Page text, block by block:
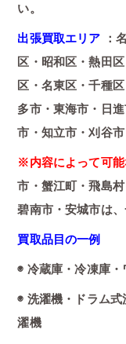
い。
出張買取エリア ：
区・昭和区・熱田
区・名東区・千種
多市・東海市・日
市・知立市・刈谷
※内容によって可能
市・蟹江町・飛島
碧南市・安城市は
買取品目の一例
◉ 冷蔵庫・冷凍庫・
◉ 洗濯機・ドラム
濯機